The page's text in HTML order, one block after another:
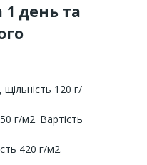
день та
120 г/
г/м2. Вартість
420 г/м2.